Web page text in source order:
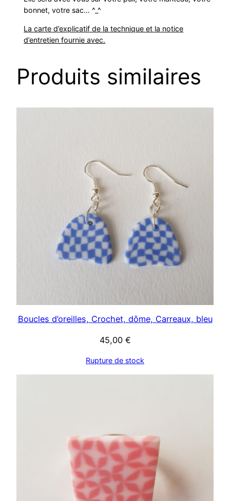
bonnet, votre sac… ^_^
La carte d’explicatif de la technique et la notice
d’entretien fournie avec.
Produits similaires
Boucles d’oreilles, Crochet, dôme, Carreaux, bleu
45,00 €
Rupture de stock